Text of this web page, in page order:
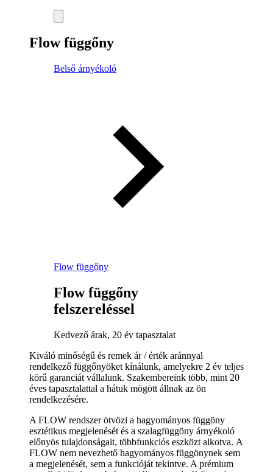
Flow függőny
Belső árnyékoló
Flow függőny
Flow függőny
felszereléssel
Kedvező árak, 20 év tapasztalat
Kiváló minőségű és remek ár / érték aránnyal
rendelkező függőnyöket kínálunk, amelyekre 2 év teljes
körű garanciát vállalunk. Szakembereink több, mint 20
éves tapasztalattal a hátuk mögött állnak az ön
rendelkezésére.
A FLOW rendszer ötvözi a hagyományos függöny
esztétikus megjelenését és a szalagfüggöny árnyékoló
előnyös tulajdonságait, többfunkciós eszközt alkotva. A
FLOW nem nevezhető hagyományos függönynek sem
a megjelenését, sem a funkcióját tekintve. A prémium